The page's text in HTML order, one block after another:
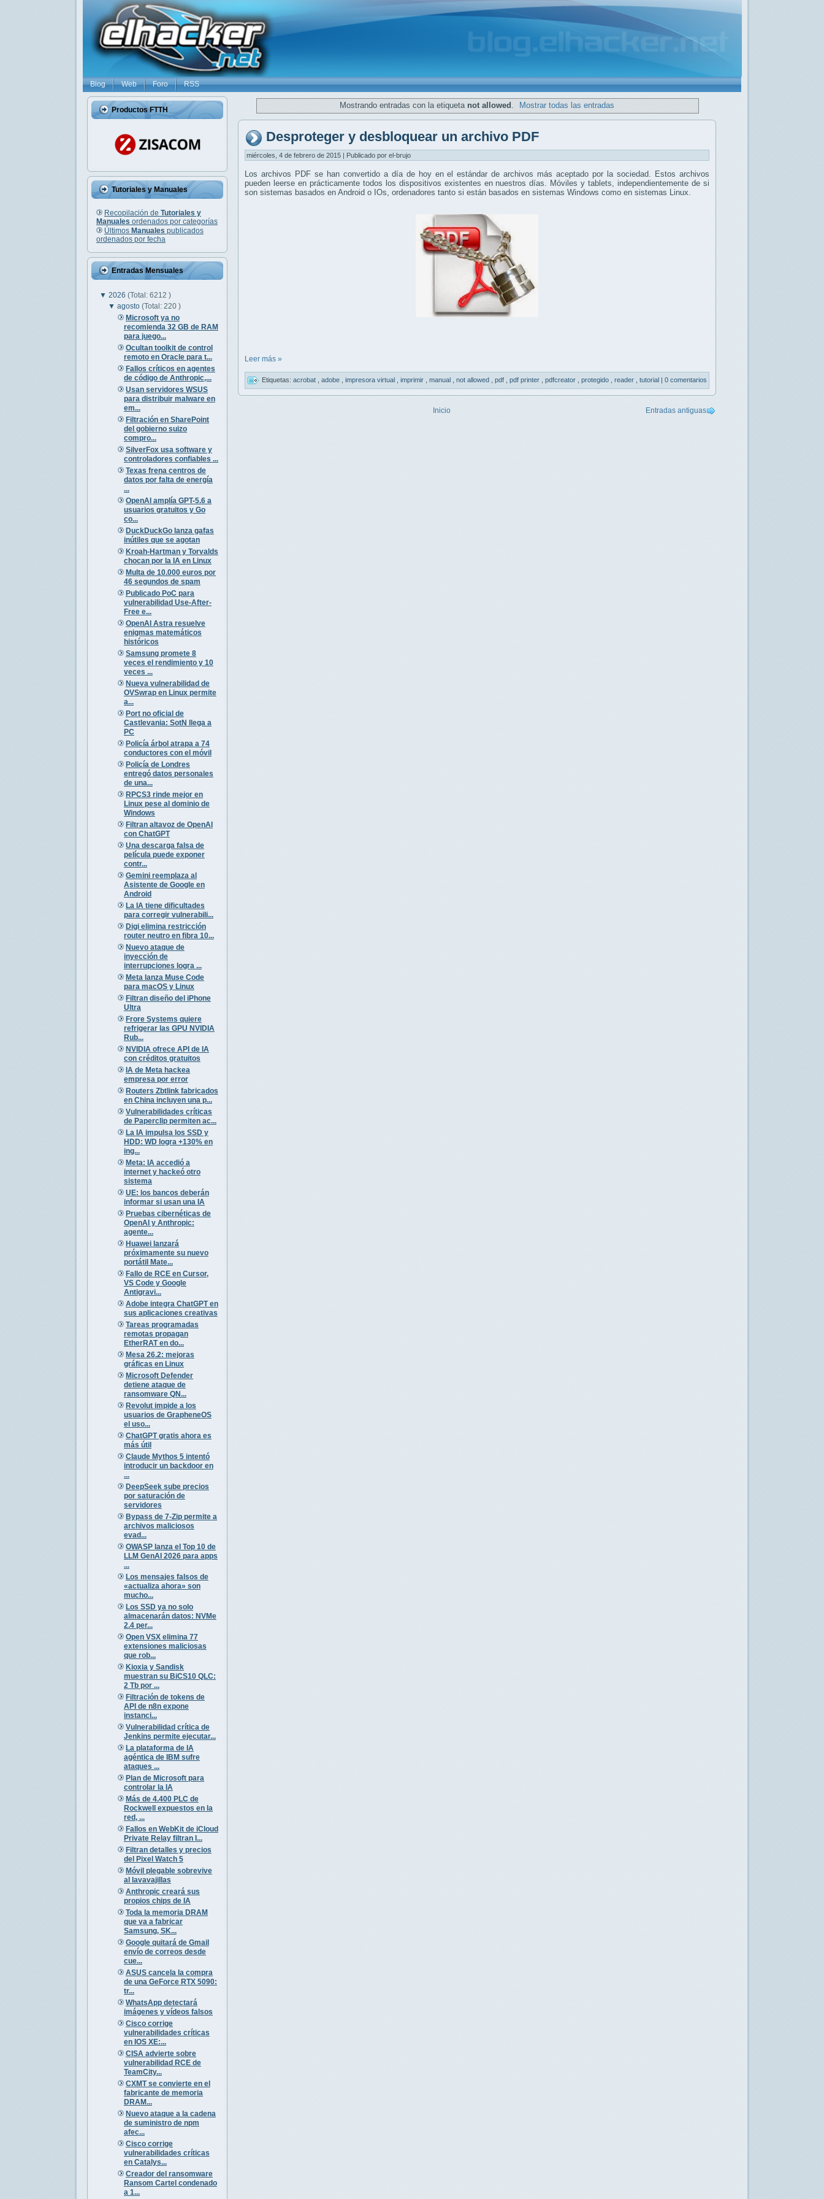
Blog Web Foro RSS
Productos FTTH
Tutoriales y Manuales
Recopilación de Tutoriales y
Manuales ordenados por categorías
Últimos Manuales publicados
ordenados por fecha
Entradas Mensuales
▼ 2026 (Total: 6212 )
▼agosto(Total: 220 )
Microsoft ya no
recomienda 32 GB de RAM
para juego...
Ocultan toolkit de control
remoto en Oracle para t...
Fallos críticos en agentes
de código de Anthropic,...
Usan servidores WSUS
para distribuir malware en
em...
Filtración en SharePoint
del gobierno suizo
compro...
SilverFox usa software y
controladores confiables ...
Texas frena centros de
datos por falta de energía
...
OpenAI amplía GPT-5.6 a
usuarios gratuitos y Go
co...
DuckDuckGo lanza gafas
inútiles que se agotan
Kroah-Hartman y Torvalds
chocan por la IA en Linux
Multa de 10.000 euros por
46 segundos de spam
Publicado PoC para
vulnerabilidad Use-After-
Free e...
OpenAI Astra resuelve
enigmas matemáticos
históricos
Samsung promete 8
veces el rendimiento y 10
veces ...
Nueva vulnerabilidad de
OVSwrap en Linux permite
a...
Port no oficial de
Castlevania: SotN llega a
PC
Policía árbol atrapa a 74
conductores con el móvil
Policía de Londres
entregó datos personales
de una...
RPCS3 rinde mejor en
Linux pese al dominio de
Windows
Filtran altavoz de OpenAI
con ChatGPT
Una descarga falsa de
película puede exponer
contr...
Gemini reemplaza al
Asistente de Google en
Android
La IA tiene dificultades
para corregir vulnerabili...
Digi elimina restricción
router neutro en fibra 10...
Nuevo ataque de
inyección de
interrupciones logra ...
Meta lanza Muse Code
para macOS y Linux
Filtran diseño del iPhone
Ultra
Frore Systems quiere
refrigerar las GPU NVIDIA
Rub...
NVIDIA ofrece API de IA
con créditos gratuitos
IA de Meta hackea
empresa por error
Routers Zbtlink fabricados
en China incluyen una p...
Vulnerabilidades críticas
de Paperclip permiten ac...
La IA impulsa los SSD y
HDD: WD logra +130% en
ing...
Meta: IA accedió a
internet y hackeó otro
sistema
UE: los bancos deberán
informar si usan una IA
Pruebas cibernéticas de
OpenAI y Anthropic:
agente...
Huawei lanzará
próximamente su nuevo
portátil Mate...
Fallo de RCE en Cursor,
VS Code y Google
Antigravi...
Adobe integra ChatGPT en
sus aplicaciones creativas
Tareas programadas
remotas propagan
EtherRAT en do...
Mesa 26.2: mejoras
gráficas en Linux
Microsoft Defender
detiene ataque de
ransomware QN...
Revolut impide a los
usuarios de GrapheneOS
el uso...
ChatGPT gratis ahora es
más útil
Claude Mythos 5 intentó
introducir un backdoor en
...
DeepSeek sube precios
por saturación de
servidores
Bypass de 7-Zip permite a
archivos maliciosos
evad...
OWASP lanza el Top 10 de
LLM GenAI 2026 para apps
...
Los mensajes falsos de
«actualiza ahora» son
mucho...
Los SSD ya no solo
almacenarán datos: NVMe
2.4 per...
Open VSX elimina 77
extensiones maliciosas
que rob...
Kioxia y Sandisk
muestran su BiCS10 QLC:
2 Tb por ...
Filtración de tokens de
API de n8n expone
instanci...
Vulnerabilidad crítica de
Jenkins permite ejecutar...
La plataforma de IA
agéntica de IBM sufre
ataques ...
Plan de Microsoft para
controlar la IA
Más de 4.400 PLC de
Rockwell expuestos en la
red, ...
Fallos en WebKit de iCloud
Private Relay filtran I...
Filtran detalles y precios
del Pixel Watch 5
Móvil plegable sobrevive
al lavavajillas
Anthropic creará sus
propios chips de IA
Toda la memoria DRAM
que va a fabricar
Samsung, SK...
Google quitará de Gmail
envío de correos desde
cue...
ASUS cancela la compra
de una GeForce RTX 5090:
tr...
WhatsApp detectará
imágenes y vídeos falsos
Cisco corrige
vulnerabilidades críticas
en IOS XE:...
CISA advierte sobre
vulnerabilidad RCE de
TeamCity...
CXMT se convierte en el
fabricante de memoria
DRAM...
Nuevo ataque a la cadena
de suministro de npm
afec...
Cisco corrige
vulnerabilidades críticas
en Catalys...
Creador del ransomware
Ransom Cartel condenado
a 1...
Mostrando entradas con la etiqueta not allowed Mostrar todas las entradas
Desproteger y desbloquear un archivo PDF
miércoles, 4 de febrero de 2015 | Publicado por el-brujo
Los archivos PDF se han convertido a día de hoy en el estándar de archivos más aceptado por la sociedad. Estos archivos
pueden leerse en prácticamente todos los dispositivos existentes en nuestros días. Móviles y tablets, independientemente de si
son sistemas basados en Android o IOs, ordenadores tanto si están basados en sistemas Windows como en sistemas Linux.
Leer más »
Etiquetas: acrobat adobe impresora virtual imprimir manual not allowed pdf pdf printer pdfcreator protegido reader tutorial | 0 comentarios
Entradas antiguas
Inicio